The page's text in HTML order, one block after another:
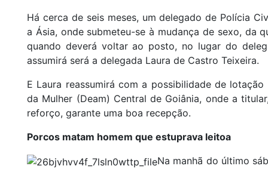
Há cerca de seis meses, um delegado de Polícia
a Ásia, onde submeteu-se à mudança de sexo, da
quando deverá voltar ao posto, no lugar do
assumirá será a delegada Laura de Castro Teixeira.
E Laura reassumirá com a possibilidade de
da Mulher (Deam) Central de Goiânia, onde a
reforço, garante uma boa recepção.
Porcos matam homem que estuprava leitoa
Na manhã do último